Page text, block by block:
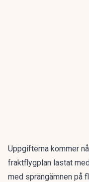
Uppgifterna kommer
fraktflygplan lastat
med sprängämnen på